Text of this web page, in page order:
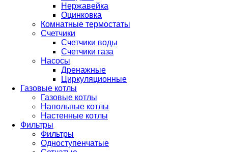
Нержавейка
Оцинковка
Комнатные термостаты
Счетчики
Счетчики воды
Счетчики газа
Насосы
Дренажные
Циркуляционные
Газовые котлы
Газовые котлы
Напольные котлы
Настенные котлы
Фильтры
Фильтры
Одноступенчатые